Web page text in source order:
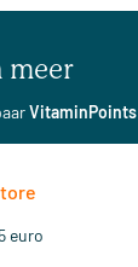
meer
VitaminPoints
euro